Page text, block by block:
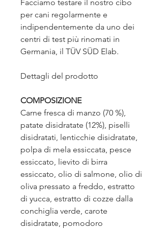
Facciamo testare il nostro cibo
per cani regolarmente e
indipendentemente da uno dei
centri di test più rinomati in
Germania, il TÜV SÜD Elab.
Dettagli del prodotto
COMPOSIZIONE
Carne fresca di manzo (70 %),
patate disidratate (12%), piselli
disidratati, lenticchie disidratate,
polpa di mela essiccata, pesce
essiccato, lievito di birra
essiccato, olio di salmone, olio di
oliva pressato a freddo, estratto
di yucca, estratto di cozze dalla
conchiglia verde, carote
disidratate, pomodoro